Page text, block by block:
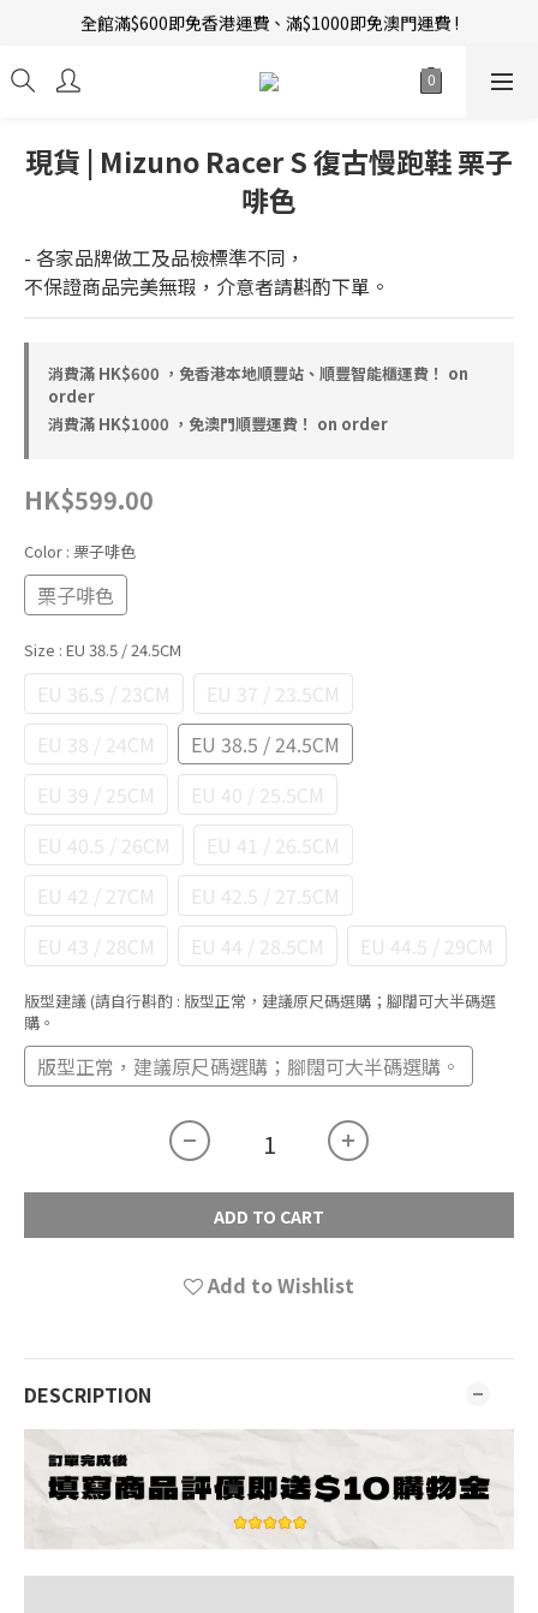
新會員招募中 | 即送 $12 購物金當錢使！
新會員招募中 | 即送 $12 購物金當錢使！
現貨 | Mizuno Racer S 復古慢跑鞋 栗子
啡色
- 各家品牌做工及品檢標準不同，
不保證商品完美無瑕，介意者請斟酌下單。
消費滿 HK$600 ，免香港本地順豐站、順豐智能櫃運費！ on
order
消費滿 HK$1000 ，免澳門順豐運費！ on order
HK$599.00
Color : 栗子啡色
栗子啡色
Size : EU 38.5 / 24.5CM
EU 36.5 / 23CM
EU 37 / 23.5CM
EU 38 / 24CM
EU 38.5 / 24.5CM
EU 39 / 25CM
EU 40 / 25.5CM
EU 40.5 / 26CM
EU 41 / 26.5CM
EU 42 / 27CM
EU 42.5 / 27.5CM
EU 43 / 28CM
EU 44 / 28.5CM EU 44.5 / 29CM
版型建議 (請自行斟酌 : 版型正常，建議原尺碼選購；腳闊可大半碼選
購。
版型正常，建議原尺碼選購；腳闊可大半碼選購。
ADD TO CART
Add to Wishlist
DESCRIPTION